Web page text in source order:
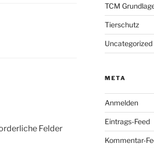
Felder
TCM
Tierschutz
Uncategorized
META
Anmelden
Eintrags-Feed
Kommentar-